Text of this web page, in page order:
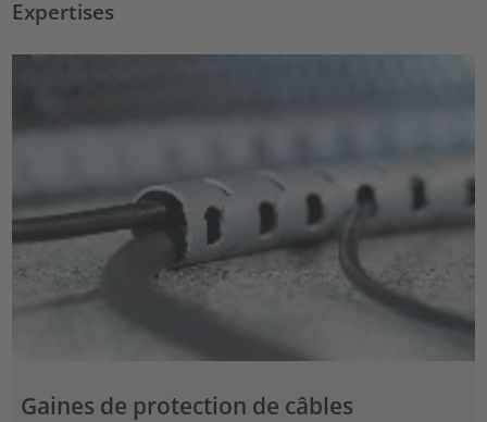
Expertises
Gaines de protection de câbles